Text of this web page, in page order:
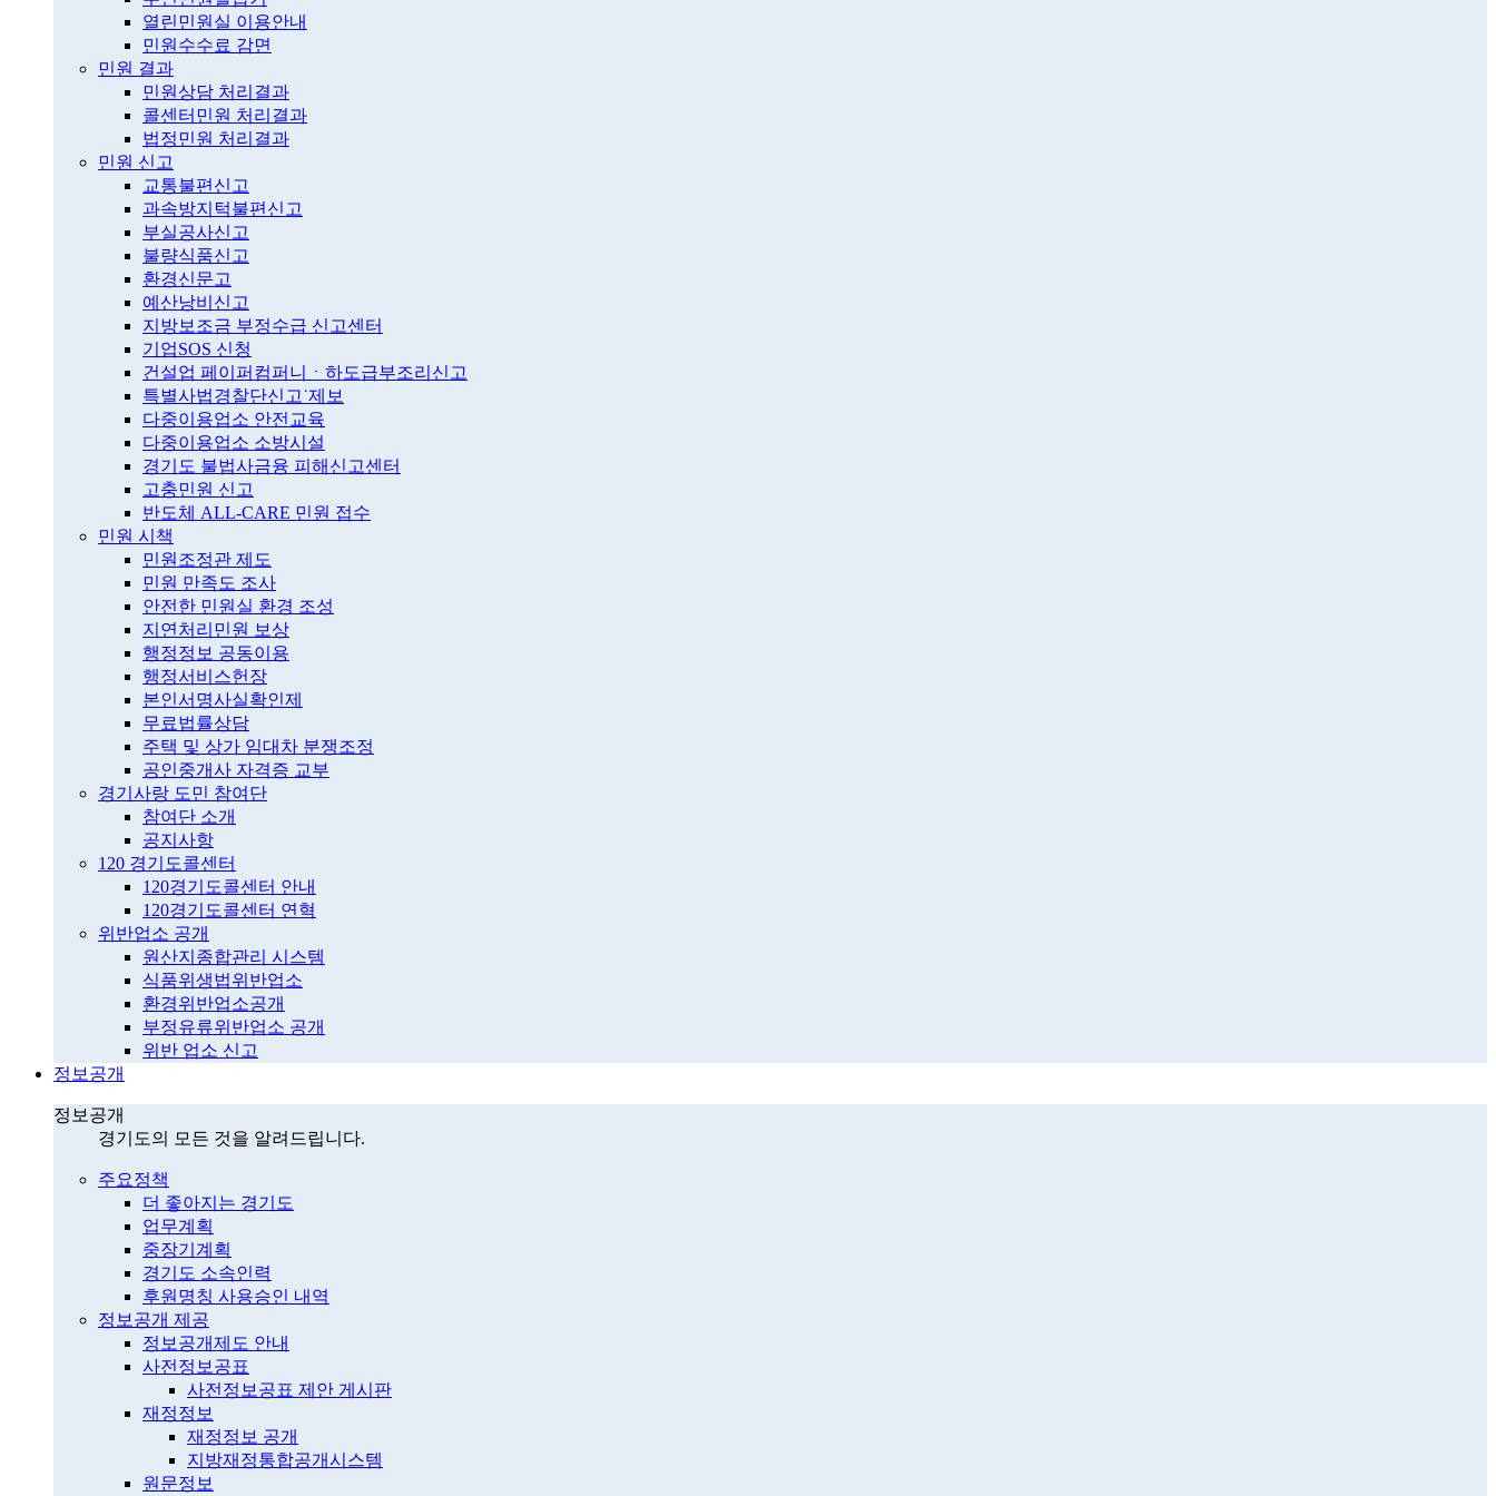
열린민원실 이용안내
민원수수료 감면
민원 결과
민원상담 처리결과
콜센터민원 처리결과
법정민원 처리결과
민원 신고
교통불편신고
과속방지턱불편신고
부실공사신고
불량식품신고
환경신문고
예산낭비신고
지방보조금 부정수급 신고센터
기업SOS 신청
건설업 페이퍼컴퍼니ㆍ하도급부조리신고
특별사법경찰단신고˙제보
다중이용업소 안전교육
다중이용업소 소방시설
경기도 불법사금융 피해신고센터
고충민원 신고
반도체 ALL-CARE 민원 접수
민원 시책
민원조정관 제도
민원 만족도 조사
안전한 민원실 환경 조성
지연처리민원 보상
행정정보 공동이용
행정서비스헌장
본인서명사실확인제
무료법률상담
주택 및 상가 임대차 분쟁조정
공인중개사 자격증 교부
경기사랑 도민 참여단
참여단 소개
공지사항
120 경기도콜센터
120경기도콜센터 안내
120경기도콜센터 연혁
위반업소 공개
원산지종합관리 시스템
식품위생법위반업소
환경위반업소공개
부정유류위반업소 공개
위반 업소 신고
정보공개
정보공개
경기도의 모든 것을 알려드립니다.
주요정책
더 좋아지는 경기도
업무계획
중장기계획
경기도 소속인력
후원명칭 사용승인 내역
정보공개 제공
정보공개제도 안내
사전정보공표
사전정보공표 제안 게시판
재정정보
재정정보 공개
지방재정통합공개시스템
원문정보